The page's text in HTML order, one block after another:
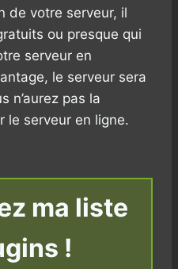
de votre serveur, il
ou presque qui
serveur en
le serveur sera
n’aurez pas la
le serveur en ligne.
ma liste
!